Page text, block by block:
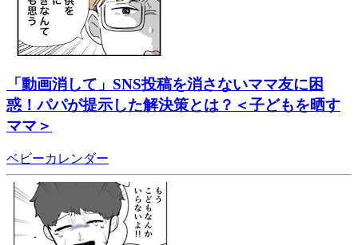
「動画消して」SNS投稿を消さないママ友に困
惑！パパが提示した解決策とは？＜子どもを晒す
ママ＞
ベビーカレンダー